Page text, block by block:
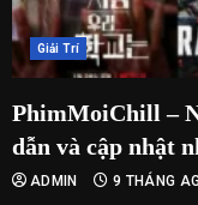
Giải Trí
PhimMoiChill –
dẫn và cập nhật
ADMIN 9 THÁNG